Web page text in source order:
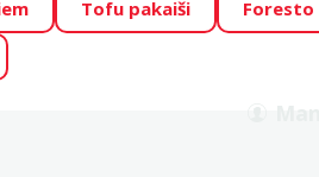
mīluļu TOP barībām! 🍖 →
Tavs mīlulis būs 2027. gada
Tofu pakaiši
Foresto